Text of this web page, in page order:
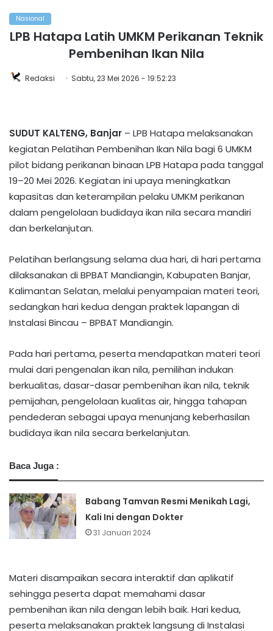
Nasional
LPB Hatapa Latih UMKM Perikanan Teknik
Pembenihan Ikan Nila
Redaksi Sabtu, 23 Mei 2026 - 19:52:23
SUDUT KALTENG, Banjar – LPB Hatapa melaksanakan
kegiatan Pelatihan Pembenihan Ikan Nila bagi 6 UMKM
pilot bidang perikanan binaan LPB Hatapa pada tanggal
19–20 Mei 2026. Kegiatan ini upaya meningkatkan
kapasitas dan keterampilan pelaku UMKM perikanan
dalam pengelolaan budidaya ikan nila secara mandiri
dan berkelanjutan.
Pelatihan berlangsung selama dua hari, di hari pertama
dilaksanakan di BPBAT Mandiangin, Kabupaten Banjar,
Kalimantan Selatan, melalui penyampaian materi teori,
sedangkan hari kedua dengan praktek lapangan di
Instalasi Bincau – BPBAT Mandiangin.
Pada hari pertama, peserta mendapatkan materi teori
mulai dari pengenalan ikan nila, pemilihan indukan
berkualitas, dasar-dasar pembenihan ikan nila, teknik
pemijahan, pengelolaan kualitas air, hingga tahapan
pendederan sebagai upaya menunjang keberhasilan
budidaya ikan nila secara berkelanjutan.
Baca Juga :
Babang Tamvan Resmi Menikah Lagi,
Kali Ini dengan Dokter
31 Januari 2024
Materi disampaikan secara interaktif dan aplikatif
sehingga peserta dapat memahami dasar
pembenihan ikan nila dengan lebih baik. Hari kedua,
peserta melaksanakan praktek langsung di Instalasi